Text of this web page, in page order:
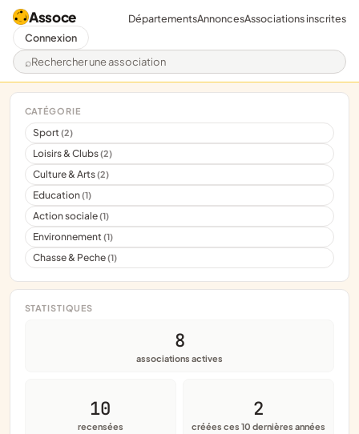
Assoce
Rechercher une association
DépartementsAnnoncesAssociations inscrites
Connexion
CATÉGORIE
Sport(2)
Loisirs & Clubs(2)
Culture & Arts(2)
Education(1)
Action sociale(1)
Environnement(1)
Chasse & Peche(1)
STATISTIQUES
8
associations actives
10
recensées
2
créées ces 10 dernières années